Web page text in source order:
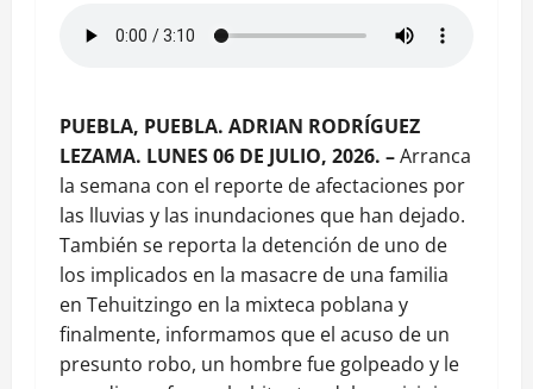
PUEBLA, PUEBLA. ADRIAN RODRÍGUEZ
LEZAMA. LUNES 06 DE JULIO, 2026. –Arranca
la semana con el reporte de afectaciones por
las lluvias y las inundaciones que han dejado.
También se reporta la detención de uno de
los implicados en la masacre de una familia
en Tehuitzingo en la mixteca poblana y
finalmente, informamos que el acuso de un
presunto robo, un hombre fue golpeado y le